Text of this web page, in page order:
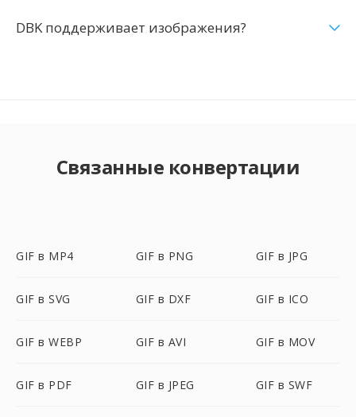
DBK поддерживает изображения?
Связанные конвертации
GIF в MP4 GIF в PNG GIF в JPG
GIF в SVG GIF в DXF GIF в ICO
GIF в WEBP GIF в AVI GIF в MOV
GIF в PDF GIF в JPEG GIF в SWF